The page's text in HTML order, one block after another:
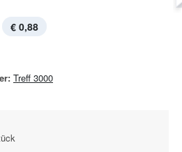
€ 0,88
Treff 3000